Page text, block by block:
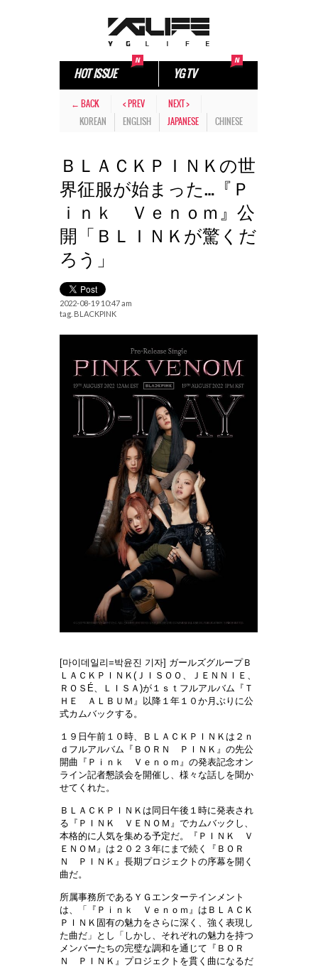
HOT ISSUE YG TV
← BACK < PREV
NEXT >
KOREAN
ENGLISH JAPANESE CHINESE
ＢＬＡＣＫＰＩＮＫの世
界征服が始まった…『Ｐ
ｉｎｋ Ｖｅｎｏｍ』公
開「ＢＬＩＮＫが驚くだ
ろう」
2022-08-19 10:47 am
tag. BLACKPINK
[마이데일리=박윤진 기자] ガールズグループＢ
ＬＡＣＫＰＩＮＫ(ＪＩＳＯＯ、ＪＥＮＮＩＥ、
ＲＯＳÉ、ＬＩＳＡ)が１ｓｔフルアルバム『Ｔ
ＨＥ ＡＬＢＵＭ』以降１年１０か月ぶりに公
式カムバックする。
１９日午前１０時、ＢＬＡＣＫＰＩＮＫは２ｎ
ｄフルアルバム『ＢＯＲＮ ＰＩＮＫ』の先公
開曲『Ｐｉｎｋ Ｖｅｎｏｍ』の発表記念オン
ライン記者懇談会を開催し、様々な話しを聞か
せてくれた。
ＢＬＡＣＫＰＩＮＫは同日午後１時に発表され
る『ＰＩＮＫ ＶＥＮＯＭ』でカムバックし、
本格的に人気を集める予定だ。『ＰＩＮＫ Ｖ
ＥＮＯＭ』は２０２３年にまで続く『ＢＯＲ
Ｎ ＰＩＮＫ』長期プロジェクトの序幕を開く
曲だ。
所属事務所であるＹＧエンターテインメント
は、「『Ｐｉｎｋ Ｖｅｎｏｍ』はＢＬＡＣＫ
ＰＩＮＫ固有の魅力をさらに深く、強く表現し
た曲だ」とし「しかし、それぞれの魅力を持つ
メンバーたちの完璧な調和を通じて『ＢＯＲ
Ｎ ＰＩＮＫ』プロジェクトを貫く曲になるだ